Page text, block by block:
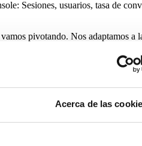
Acerca de las
Sesiones, usuarios, tasa de
pivotando. Nos adaptamos a
No dejes que la competencia se
tener este espacio delimitarlo.